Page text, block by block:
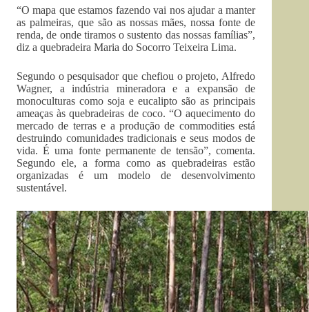
“O mapa que estamos fazendo vai nos ajudar a manter
as palmeiras, que são as nossas mães, nossa fonte de
renda, de onde tiramos o sustento das nossas famílias”,
diz a quebradeira Maria do Socorro Teixeira Lima.
Segundo o pesquisador que chefiou o projeto, Alfredo
Wagner, a indústria mineradora e a expansão de
monoculturas como soja e eucalipto são as principais
ameaças às quebradeiras de coco. “O aquecimento do
mercado de terras e a produção de commodities está
destruindo comunidades tradicionais e seus modos de
vida. É uma fonte permanente de tensão”, comenta.
Segundo ele, a forma como as quebradeiras estão
organizadas é um modelo de desenvolvimento
sustentável.